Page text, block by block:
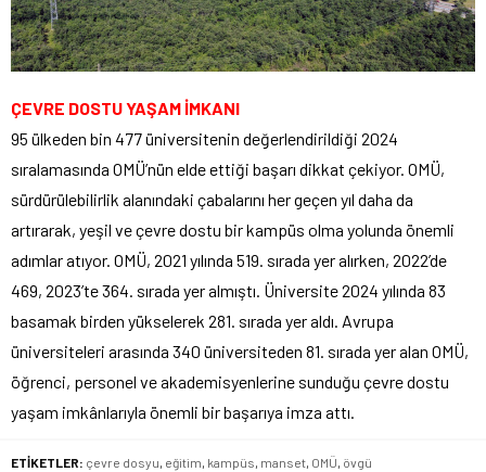
ÇEVRE DOSTU YAŞAM İMKANI
95 ülkeden bin 477 üniversitenin değerlendirildiği 2024
sıralamasında OMÜ’nün elde ettiği başarı dikkat çekiyor. OMÜ,
sürdürülebilirlik alanındaki çabalarını her geçen yıl daha da
artırarak, yeşil ve çevre dostu bir kampüs olma yolunda önemli
adımlar atıyor. OMÜ, 2021 yılında 519. sırada yer alırken, 2022’de
469, 2023’te 364. sırada yer almıştı. Üniversite 2024 yılında 83
basamak birden yükselerek 281. sırada yer aldı. Avrupa
üniversiteleri arasında 340 üniversiteden 81. sırada yer alan OMÜ,
öğrenci, personel ve akademisyenlerine sunduğu çevre dostu
yaşam imkânlarıyla önemli bir başarıya imza attı.
ETİKETLER: çevre dosyu, eğitim, kampüs, manset, OMÜ, övgü